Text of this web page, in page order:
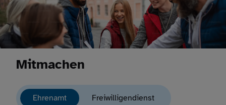
Mitmachen
Ehrenamt Freiwilligendienst